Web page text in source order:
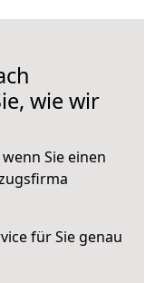
wie wir
wenn Sie einen
für Sie genau